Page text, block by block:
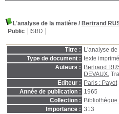
L'analyse de la matière / Bertrand
Public
ISBD
Titre :
L'analyse
Type de document : texte imprimé
Auteurs :
Bertrand
DEVAUX,
Editeur :
Paris : Payot
Année de publication : 1965
Collection :
Importance : 313